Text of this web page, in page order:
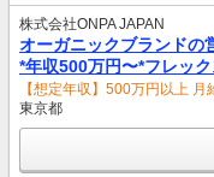
株式会社ONPA JAPAN
オーガニックブランドの
*年収500万円〜*フレッ
【想定年収】500万円以上 月
東京都